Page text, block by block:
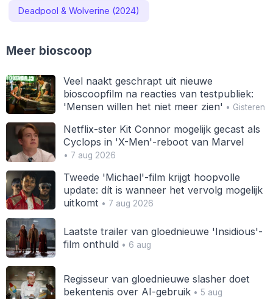
Deadpool & Wolverine (2024)
Meer bioscoop
Veel naakt geschrapt uit nieuwe
bioscoopfilm na reacties van testpubliek:
'Mensen willen het niet meer zien' • Gisteren
Netflix-ster Kit Connor mogelijk gecast als
Cyclops in 'X-Men'-reboot van Marvel
• 7 aug 2026
Tweede 'Michael'-film krijgt hoopvolle
update: dít is wanneer het vervolg mogelijk
uitkomt • 7 aug 2026
Laatste trailer van gloednieuwe 'Insidious'-
film onthuld • 6 aug
Regisseur van gloednieuwe slasher doet
bekentenis over AI-gebruik• 5 aug